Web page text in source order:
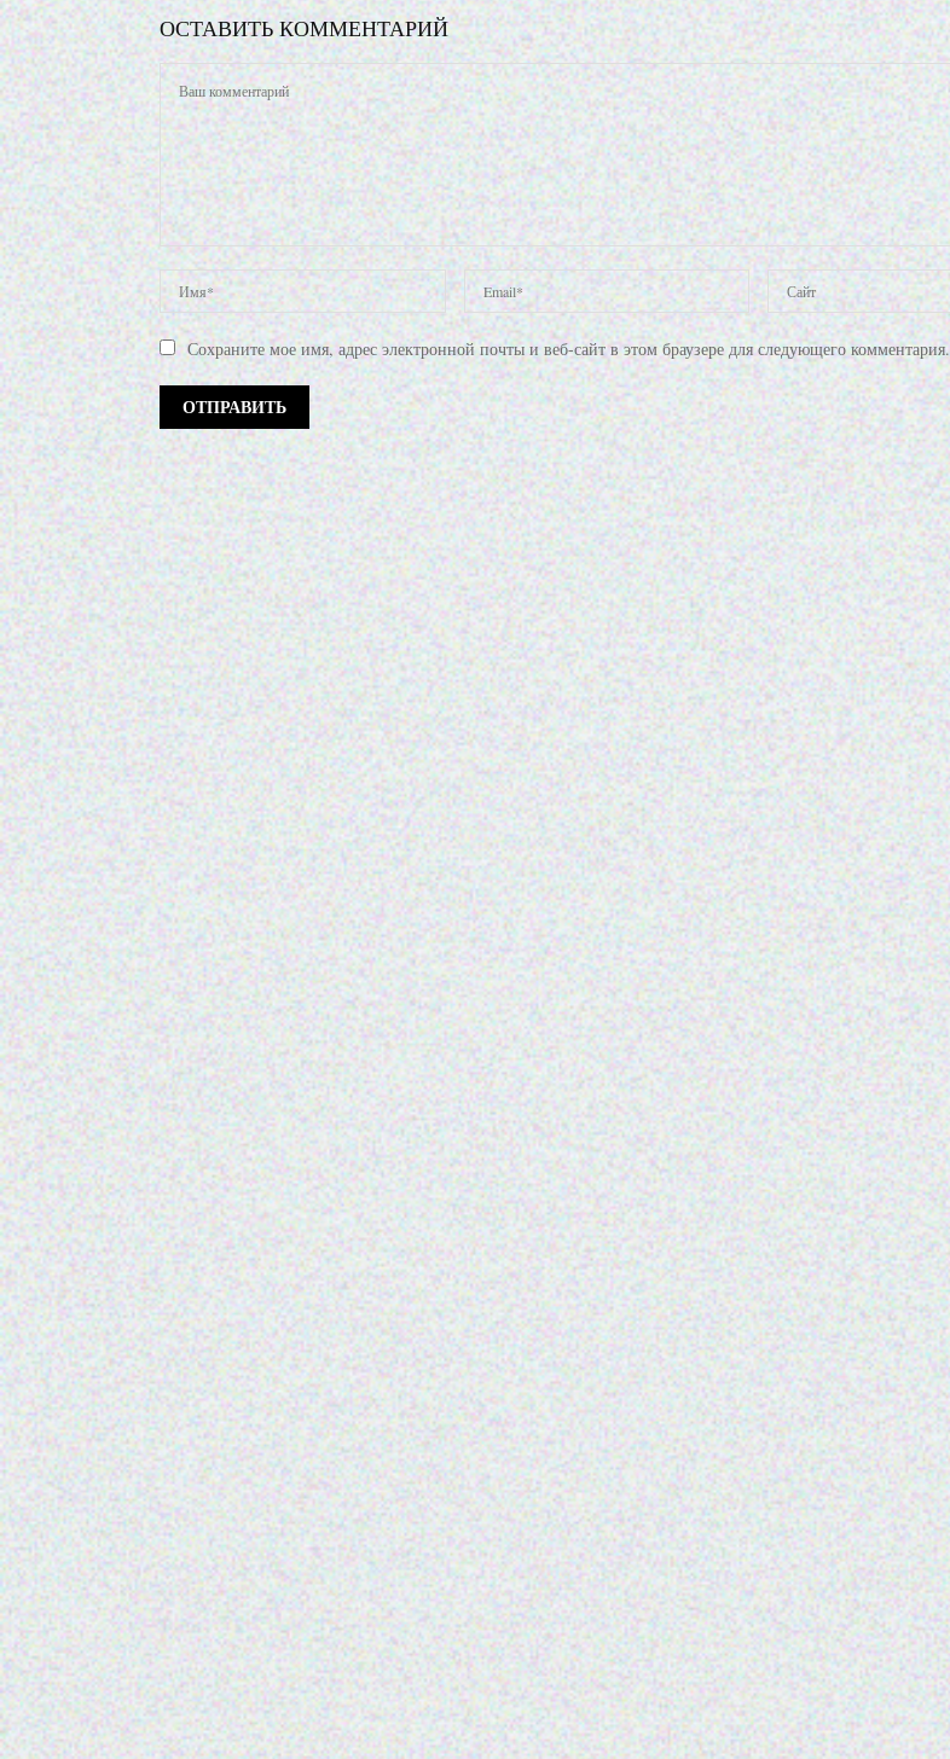
ОСТАВИТЬ КОММЕНТАРИЙ
Сохраните мое имя, адрес электронной почты и веб-сайт в этом браузере для следующего комментария.